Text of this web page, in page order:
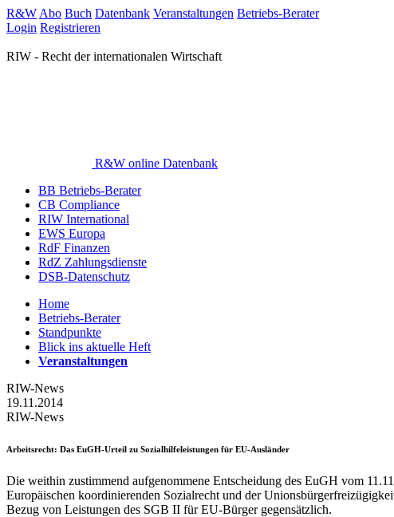
R&W Abo Buch Datenbank Veranstaltungen Betriebs-Berater
Login Registrieren
RIW - Recht der internationalen Wirtschaft
R&W online Datenbank
BB Betriebs-Berater
CB Compliance
RIW International
EWS Europa
RdF Finanzen
RdZ Zahlungsdienste
DSB-Datenschutz
Home
Betriebs-Berater
Standpunkte
Blick ins aktuelle Heft
Veranstaltungen
RIW-News
19.11.2014
RIW-News
Arbeitsrecht: Das EuGH-Urteil zu Sozialhilfeleistungen für EU-Ausländer
Die weithin zustimmend aufgenommene Entscheidung des EuGH vom
Europäischen koordinierenden Sozialrecht und der
Bezug von Leistungen des SGB II für EU-Bürger gegensätzlich.